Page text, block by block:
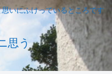
いにふけっているところです
思う